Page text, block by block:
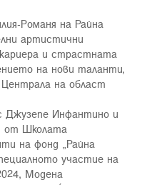
Романя на Райна
артистични
и страстната
на нови таланти,
на област
Инфантино и
от Школата
на фонд „Райна
участие на
Модена